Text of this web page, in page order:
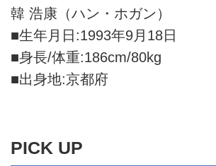
韓 浩康（ハン・ホガン）
■生年月日:1993年9月18日
■身長/体重:186cm/80kg
■出身地:京都府
PICK UP